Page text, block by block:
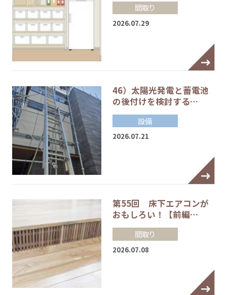
間取り
2026.07.29
46）太陽光発電と蓄電池
の後付けを検討する…
設備
2026.07.21
第55回 床下エアコンが
おもしろい！【前編…
間取り
2026.07.08